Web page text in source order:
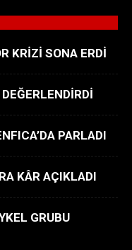
KRİZİ SONA ERDİ
PARLADI
KÂR AÇIKLADI
GRUBU